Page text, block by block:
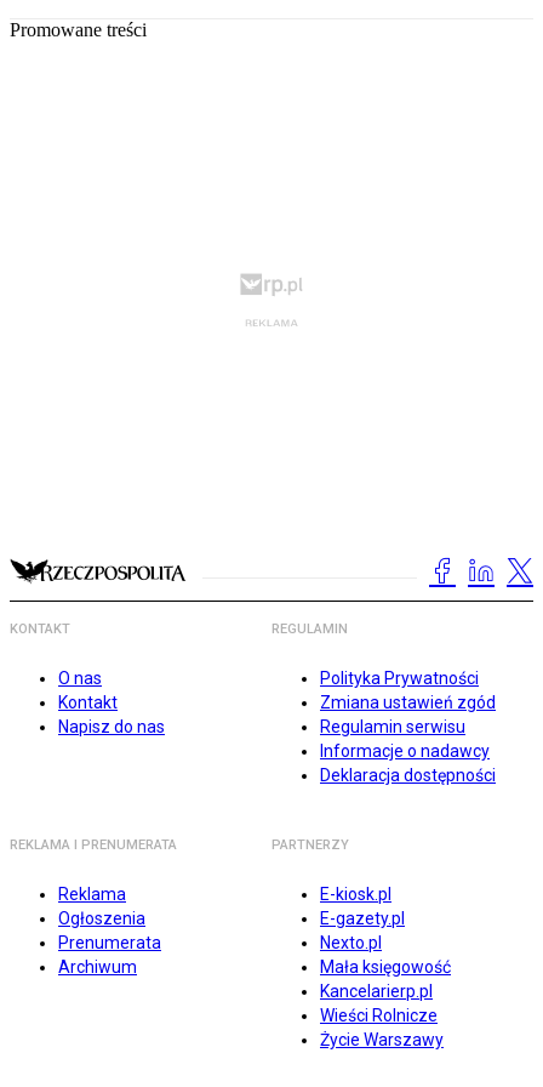
Promowane treści
KONTAKT
O nas
Kontakt
Napisz do nas
REGULAMIN
Polityka Prywatności
Zmiana ustawień zgód
Regulamin serwisu
Informacje o nadawcy
Deklaracja dostępności
REKLAMA I PRENUMERATA
Reklama
Ogłoszenia
Prenumerata
Archiwum
PARTNERZY
E-kiosk.pl
E-gazety.pl
Nexto.pl
Mała księgowość
Kancelarierp.pl
Wieści Rolnicze
Życie Warszawy